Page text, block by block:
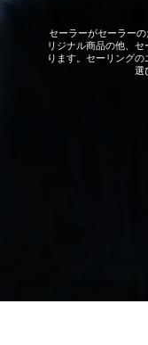
セーラーがセーラー
リジナル商品の他、
ります。セーリング
選